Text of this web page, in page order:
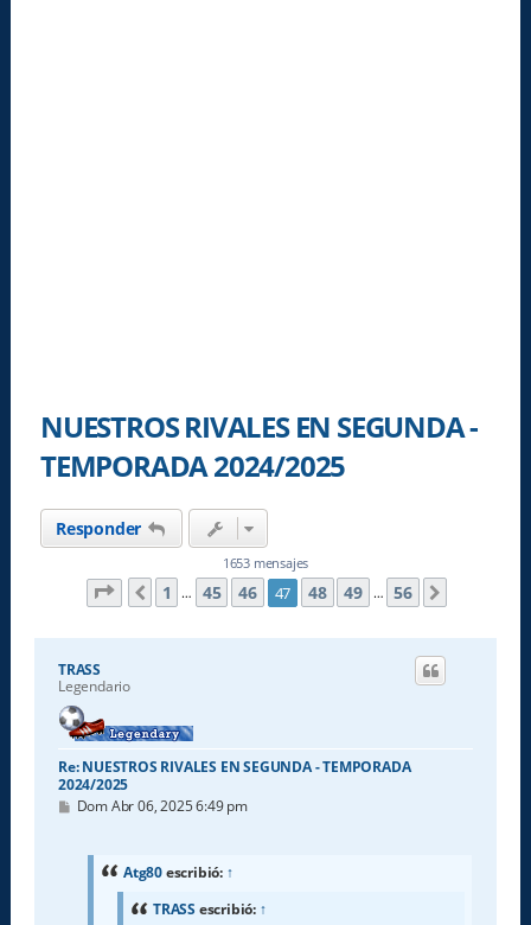
NUESTROS RIVALES EN SEGUNDA -
TEMPORADA 2024/2025
Responder
1653 mensajes
Página 47 de56
Anterior
1 … 45 46 47 48 49 … 56
TRASS
Legendario
Re: NUESTROS RIVALES EN SEGUNDA - TEMPORADA
2024/2025
M
Dom Abr 06, 2025 6:49 pm
Atg80escribió: ↑
TRASS escribió: ↑